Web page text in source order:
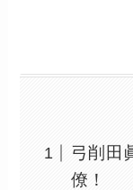
弓削田
僚！